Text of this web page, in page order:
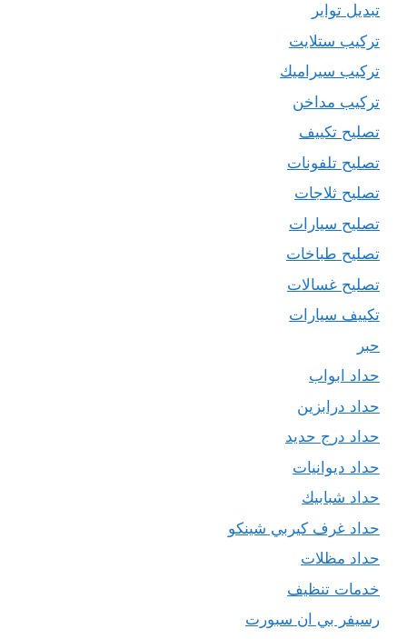
تبديل تواير
تركيب ستلايت
تركيب سيراميك
تركيب مداخن
تصليح تكييف
تصليح تلفونات
تصليح ثلاجات
تصليح سيارات
تصليح طباخات
تصليح غسالات
تكييف سيارات
حبر
حداد ابواب
حداد درابزين
حداد درج حديد
حداد ديوانيات
حداد شبابيك
حداد غرف كيربي شينكو
حداد مظلات
خدمات تنظيف
رسيفر بي ان سبورت